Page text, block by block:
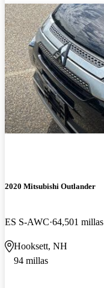
2020 Mitsubishi Outlander
ES S-AWC 64,501 millas
Hooksett, NH
94 millas